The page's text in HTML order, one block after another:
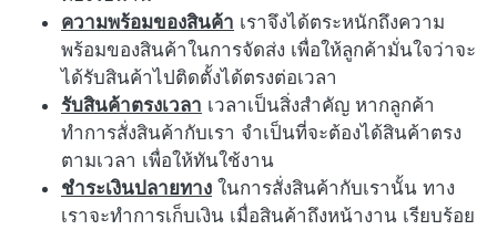
ความพร้อมของสินค้า เราจึงได้ตระหนักถึงความ
พร้อมของสินค้าในการจัดส่ง เพื่อให้ลูกค้ามั่นใจว่าจะ
ได้รับสินค้าไปติดตั้งได้ตรงต่อเวลา
รับสินค้าตรงเวลา เวลาเป็นสิ่งสำคัญ หากลูกค้า
ทำการสั่งสินค้ากับเรา จำเป็นที่จะต้องได้สินค้าตรง
ตามเวลา เพื่อให้ทันใช้งาน
ชำระเงินปลายทาง ในการสั่งสินค้ากับเรานั้น ทาง
เราจะทำการเก็บเงิน เมื่อสินค้าถึงหน้างาน เรียบร้อย